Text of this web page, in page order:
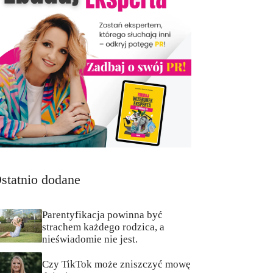
dodane
Parentyfikacja powinna być
strachem każdego rodzica, a
nieświadomie nie jest.
Czy TikTok może zniszczyć mowę